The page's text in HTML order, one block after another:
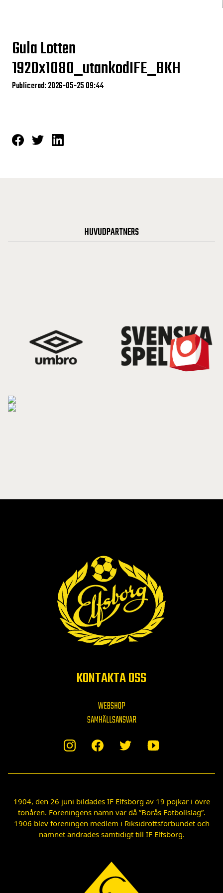
Gula Lotten
1920x1080_utankodIFE_BKH
Publicerad: 2026-05-25 09:44
HUVUDPARTNERS
KONTAKTA OSS
WEBSHOP
SAMHÄLLSANSVAR
1904, den 26 juni bildades IF Elfsborg av 19 pojkar i övre
tonåren. Föreningens namn var då ”Borås Fotbollslag”.
1906 blev föreningen medlem i Riksidrottsförbundet och
namnet ändrades samtidigt till IF Elfsborg.